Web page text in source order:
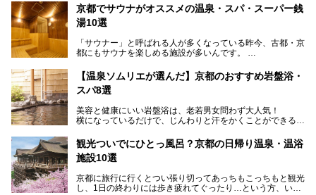
ます。
───
この記事は京都府舞鶴市のPR記事です。
今回は、そんな京都府で2025年現在おすすめのスーパー銭
湯を紹介します。
部でレジャー気分を満喫できる温泉施設まで、好みのスーパ
ー銭湯を探してみてくださいね。
京都でサウナがオススメの温泉・スパ・スーパー銭
湯10選
「サウナー」と呼ばれる人が多くなっている昨今、古都・京
都にもサウナを楽しめる施設が多いんです。
自分の好きなサウナを探すのもいいですが、さまざまなサウ
ナを体感してみたいですよね。
のある温浴施設を紹介します。
ウナを楽しみましょう！
【温泉ソムリエが選んだ】京都のおすすめ岩盤浴・
スパ8選
美容と健康にいい岩盤浴は、老若男女問わず大人気！
横になっているだけで、じんわりと汗をかくことができるの
地元の方はもちろん、旅先としても人気の京都。
観光のついでに岩盤浴のある温泉に浸かってリフレッシュす
今回は京都にある岩盤浴のある施設をピックアップしてご紹
観光ついでにひとっ風呂？京都の日帰り温泉・温浴
施設10選
京都に旅行に行くとつい張り切ってあっちもこっちもと観光
し、1日の終わりには歩き疲れてぐったり…という方、いま